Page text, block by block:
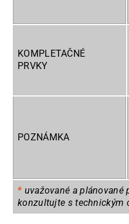
KOMPLETAČNÉ
PRVKY
POZNÁMKA
* uvažované a plánované
konzultujte s technickým